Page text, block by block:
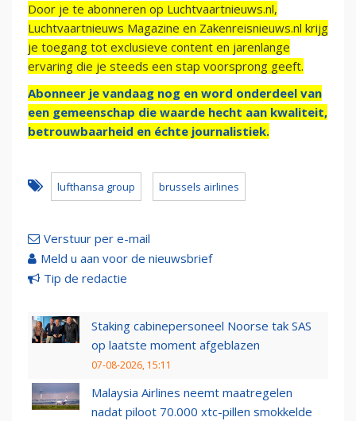
Door je te abonneren op Luchtvaartnieuws.nl,
Luchtvaartnieuws Magazine en Zakenreisnieuws.nl krijg
je toegang tot exclusieve content en jarenlange
ervaring die je steeds een stap voorsprong geeft.
Abonneer je vandaag nog en word onderdeel van
een gemeenschap die waarde hecht aan kwaliteit,
betrouwbaarheid en échte journalistiek.
lufthansa group brussels airlines
Verstuur per e-mail
Meld u aan voor de nieuwsbrief
Tip de redactie
Staking cabinepersoneel Noorse tak SAS
op laatste moment afgeblazen
07-08-2026, 15:11
Malaysia Airlines neemt maatregelen
nadat piloot 70.000 xtc-pillen smokkelde